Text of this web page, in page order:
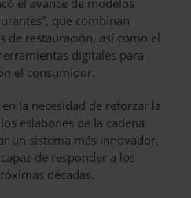
que combinan
de restauración, así como el
digitales para
el consumidor.
la necesidad de reforzar la
eslabones de la cadena
un sistema más innovador,
de responder a los
décadas.